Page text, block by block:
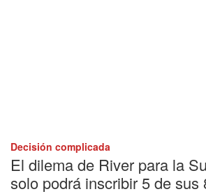
Decisión complicada
El dilema de River para la
solo podrá inscribir 5 de sus